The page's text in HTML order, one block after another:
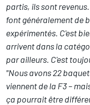
partis, ils sont
font généralement de
expérimentés. C'est
arrivent dans la
par ailleurs. C'est
"Nous avons 22
viennent de la F3 –
ça pourrait être